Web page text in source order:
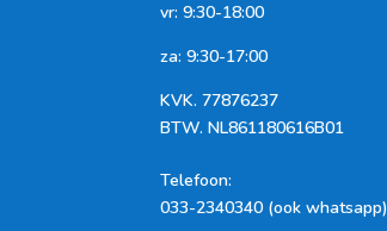
vr: 9:30-18:00
za: 9:30-17:00
KVK. 77876237
BTW. NL861180616B01
Telefoon:
033-2340340 (ook whatsapp)